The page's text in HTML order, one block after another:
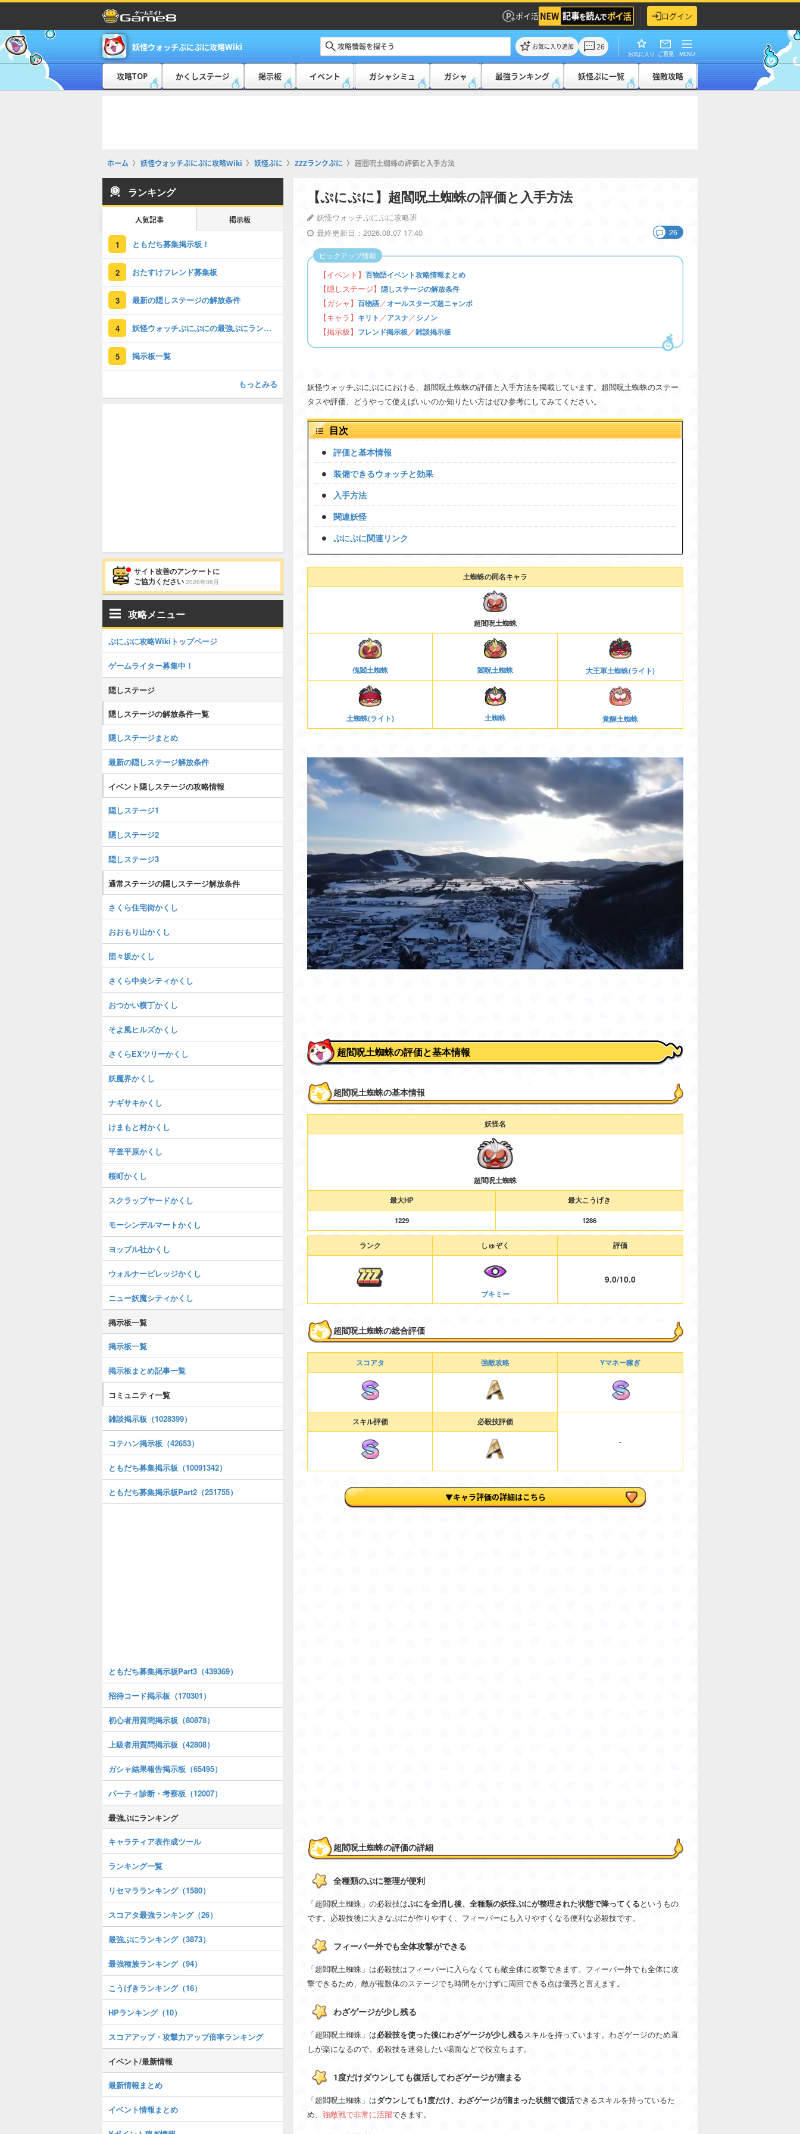
ポイ活 ログイン
妖怪ウォッチぷにぷに攻略Wiki お気に入り追加 26
お気に入り ご意見 MENU
攻略TOP かくしステージ 掲示板 イベント ガシャシミュ ガシャ 最強ランキング 妖怪ぷに一覧 強敵攻略
ホーム 妖怪ウォッチぷにぷに攻略Wiki 妖怪ぷに ZZZランクぷに 超閻呪土蜘蛛の評価と入手方法
【ぷにぷに】超閻呪土蜘蛛の評価と入手方法
妖怪ウォッチぷにぷに攻略班
最終更新日：2026.08.07 17:40
26
【イベント】 百物語イベント攻略情報まとめ
【隠しステージ】 隠しステージの解放条件
【ガシャ】 百物語／オールスターズ超ニャンボ
【キャラ】 キリト ／アスナ／シノン
【掲示板】 フレンド掲示板／雑談掲示板
ピックアップ情報
妖怪ウォッチぷにぷににおける、超閻呪土蜘蛛の評価と入手方法を掲載しています。超閻呪土蜘蛛のステー
タスや評価、どうやって使えばいいのか知りたい方はぜひ参考にしてみてください。
目次
評価と基本情報
装備できるウォッチと効果
入手方法
関連妖怪
ぷにぷに関連リンク
土蜘蛛の同名キャラ
超閻呪土蜘蛛
傀閻土蜘蛛 閻呪土蜘蛛 大王軍土蜘蛛(ライト)
土蜘蛛(ライト) 土蜘蛛 覚醒土蜘蛛
超閻呪土蜘蛛の評価と基本情報
超閻呪土蜘蛛の基本情報
妖怪名
超閻呪土蜘蛛
最大HP
最大こうげき
1229
1286
ランク しゅぞく 評価
ブキミー
9.0/10.0
超閻呪土蜘蛛の総合評価
スコアタ 強敵攻略 Yマネー稼ぎ
スキル評価 必殺技評価
-
▼キャラ評価の詳細はこちら
超閻呪土蜘蛛の評価の詳細
全種類のぷに整理が便利
「超閻呪土蜘蛛」の必殺技はぷにを全消し後、全種類の妖怪ぷにが整理された状態で降ってくるというもの
です。必殺技後に大きなぷにが作りやすく、フィーバーにも入りやすくなる便利な必殺技です。
フィーバー外でも全体攻撃ができる
「超閻呪土蜘蛛」は必殺技はフィーバーに入らなくても敵全体に攻撃できます。フィーバー外でも全体に攻
撃できるため、敵が複数体のステージでも時間をかけずに周回できる点は優秀と言えます。
わざゲージが少し残る
「超閻呪土蜘蛛」は必殺技を使った後にわざゲージが少し残るスキルを持っています。わざゲージのため直
しが楽になるので、必殺技を連発したい場面などで役立ちます。
1度だけダウンしても復活してわざゲージが溜まる
「超閻呪土蜘蛛」はダウンしても1度だけ、わざゲージが溜まった状態で復活できるスキルを持っているた
め、 強敵戦で非常に活躍できます。
ランキング
人気記事 掲示板
1 ともだち募集掲示板！
2 おたすけフレンド募集板
3 最新の隠しステージの解放条件
4 妖怪ウォッチぷにぷにの最強ぷにランキング！
5 掲示板一覧
もっとみる
サイト改善のアンケートに
ご協力ください 2026年08月
攻略メニュー
ぷにぷに攻略Wikiトップページ
ゲームライター募集中！
隠しステージ
隠しステージの解放条件一覧
隠しステージまとめ
最新の隠しステージ解放条件
イベント隠しステージの攻略情報
隠しステージ1
隠しステージ2
隠しステージ3
通常ステージの隠しステージ解放条件
さくら住宅街かくし
おおもり山かくし
団々坂かくし
さくら中央シティかくし
おつかい横丁かくし
そよ風ヒルズかくし
さくらEXツリーかくし
妖魔界かくし
ナギサキかくし
けまもと村かくし
平釜平原かくし
桜町かくし
スクラップヤードかくし
モーシンデルマートかくし
ヨップル社かくし
ウォルナービレッジかくし
ニュー妖魔シティかくし
掲示板一覧
掲示板一覧
掲示板まとめ記事一覧
コミュニティ一覧
雑談掲示板（1028399）
コテハン掲示板（42653）
ともだち募集掲示板（10091342）
ともだち募集掲示板Part2（251755）
ともだち募集掲示板Part3（439369）
招待コード掲示板（170301）
初心者用質問掲示板（80878）
上級者用質問掲示板（42808）
ガシャ結果報告掲示板（65495）
パーティ診断・考察板（12007）
最強ぷにランキング
キャラティア表作成ツール
ランキング一覧
リセマラランキング（1580）
スコアタ最強ランキング（26）
最強ぷにランキング（3873）
最強種族ランキング（94）
こうげきランキング（16）
HPランキング（10）
スコアアップ・攻撃力アップ倍率ランキング
イベント/最新情報
最新情報まとめ
イベント情報まとめ